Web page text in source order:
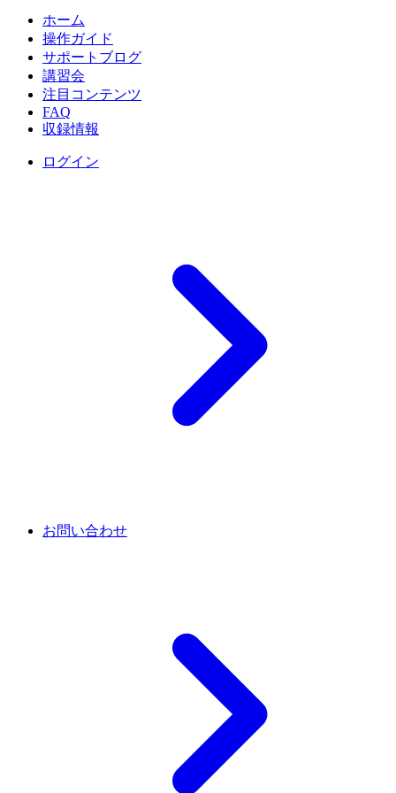
ホーム
操作ガイド
サポートブログ
講習会
注目コンテンツ
FAQ
収録情報
ログイン
お問い合わせ